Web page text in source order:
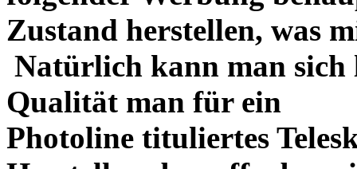
Zustand herstellen, was
Natürlich kann man sich
Qualität man für ein
Photoline tituliertes